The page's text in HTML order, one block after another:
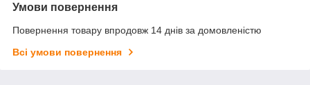
Умови повернення
Повернення товару впродовж 14 днів за домовленістю
Всі умови повернення